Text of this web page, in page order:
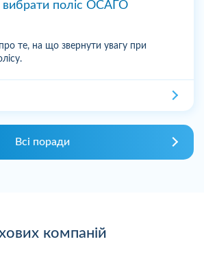
вибрати поліс ОСАГО
те, на що звернути увагу при
Всі поради
компаній